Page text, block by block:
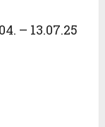
– 13.07.25